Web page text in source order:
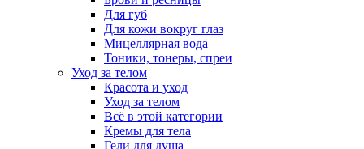
Для губ
Для кожи вокруг глаз
Мицеллярная вода
Тоники, тонеры, спреи
Уход за телом
Красота и уход
Уход за телом
Всё в этой категории
Кремы для тела
Гели для душа